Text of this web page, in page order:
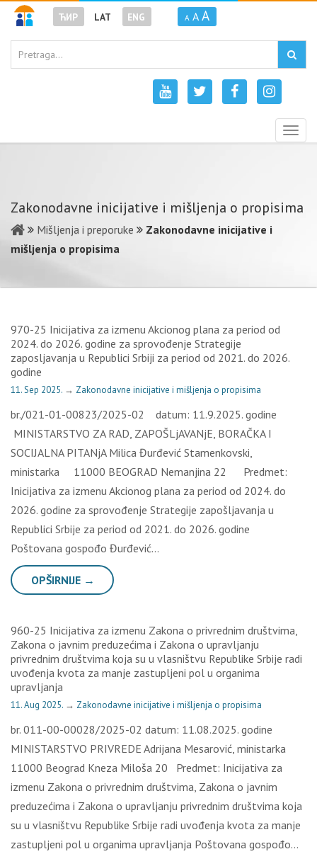
ЋИР LAT ENG A A A
Zakonodavne inicijative i mišljenja o propisima
Mišljenja i preporuke
Zakonodavne inicijative i
mišljenja o propisima
970-25 Inicijativa za izmenu Akcionog plana za period od
2024. do 2026. godine za sprovođenje Strategije
zaposljavanja u Republici Srbiji za period od 2021. do 2026.
godine
11. Sep 2025. → Zakonodavne inicijative i mišljenja o propisima
br./021-01-00823/2025-02 datum: 11.9.2025. godine
MINISTARSTVO ZA RAD, ZAPOŠLjAVANjE, BORAČKA I
SOCIJALNA PITANjA Milica Đurđević Stamenkovski,
ministarka 11000 BEOGRAD Nemanjina 22 Predmet:
Inicijativa za izmenu Akcionog plana za period od 2024. do
2026. godine za sprovođenje Strategije zapošljavanja u
Republici Srbije za period od 2021. do 2026. godine
Poštovana gospođo Đurđević…
OPŠIRNIJE →
960-25 Inicijativa za izmenu Zakona o privrednim društvima,
Zakona o javnim preduzećima i Zakona o upravljanju
privrednim društvima koja su u vlasništvu Republike Srbije radi
uvođenja kvota za manje zastupljeni pol u organima
upravljanja
11. Aug 2025. → Zakonodavne inicijative i mišljenja o propisima
br. 011-00-00028/2025-02 datum: 11.08.2025. godine
MINISTARSTVO PRIVREDE Adrijana Mesarović, ministarka
11000 Beograd Kneza Miloša 20 Predmet: Inicijativa za
izmenu Zakona o privrednim društvima, Zakona o javnim
preduzećima i Zakona o upravljanju privrednim društvima koja
su u vlasništvu Republike Srbije radi uvođenja kvota za manje
zastupljeni pol u organima upravljanja Poštovana gospođo…